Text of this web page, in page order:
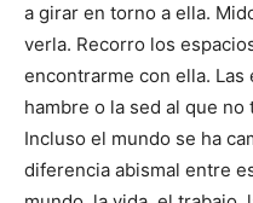
a girar en torno a ella.
verla. Recorro los
encon­trarme con ella.
hambre o la sed al que
Incluso el mundo se ha
diferencia abismal entre